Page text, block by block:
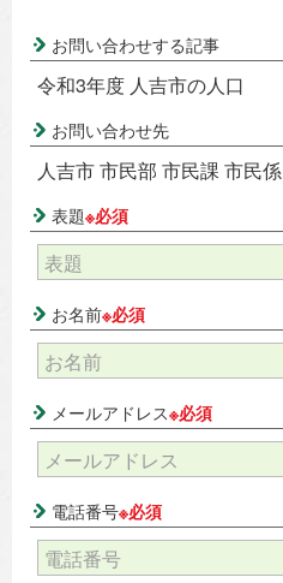
お問い合わせする記事
令和3年度 人吉市の人口
お問い合わせ先
人吉市 市民部 市民課 市民係
表題※必須
お名前※必須
メールアドレス※必須
電話番号※必須